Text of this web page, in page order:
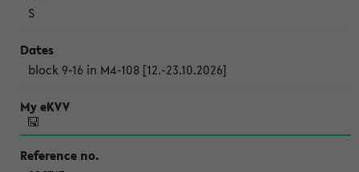
S
block 9-16 in M4-108 [12.-23.10.2026]